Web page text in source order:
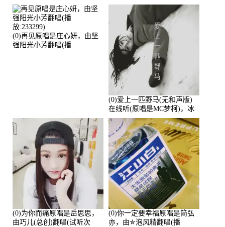
播:2713192次
播:287579次
(0)再见原唱是庄心妍，由坚
强阳光小芳翻唱(播
(0)爱上一匹野马(无和声版)
在线听(原唱是MC梦柯)，冰
鑫Asce演唱点播:178815次
(0)为你而痛原唱是岳思思，
由巧儿(总创)翻唱(试听次
(0)你一定要幸福原唱是简弘
亦，由✯泡风精翻唱(播